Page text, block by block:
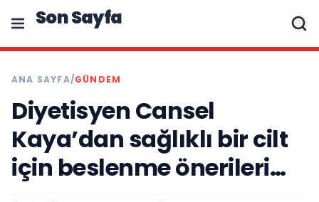
Son Sayfa
ANA SAYFA/GÜNDEM
Diyetisyen Cansel
Kaya’dan sağlıklı bir cilt
için beslenme önerileri…